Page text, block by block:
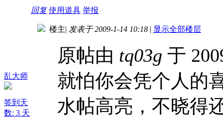
回复 使用道具 举报
乱大师
签到天
数: 3 天
楼主| 发表于 2009-1-14 10:18 | 显示全部楼层
原帖由 tq03g 于
就怕你会凭个人的
水帖高亮，不晓得